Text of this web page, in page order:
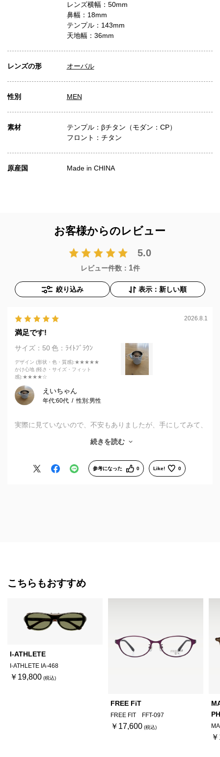
レンズ横幅：50mm
鼻幅：18mm
テンプル：143mm
天地幅：36mm
レンズの形 オーバル
性別 MEN
素材
テンプル：βチタン（モダン：CP）
フロント：チタン
原産国 Made in CHINA
お客様からのレビュー
5.0
レビュー件数： 1件
絞り込み 表示：新しい順
2026.8.1
満足です!
サイズ：50色：ﾗｲﾄﾌﾞﾗｳﾝ
デザイン (形状・色・質感):★★★★★
かけ心地 (軽さ・サイズ・フィット
感):★★★★☆
えいちゃん
年代:60代 性別:男性
実際に見ていないので、不安もありましたが、手にしてみて、
次も利用したいと思います。ありがとうございました。
続きを読む
参考になった 0 Like! 0
こちらもおすすめ
I-ATHLETE
I-ATHLETE IA-468
￥19,800
FREE FiT
FREE FIT FFT-097
￥17,600